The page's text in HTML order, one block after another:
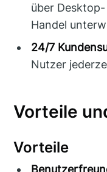
über
Handel
24/7
Nutzer
Vorteile
Vorteile